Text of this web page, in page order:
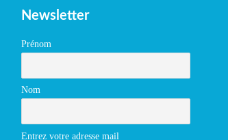
Newsletter
Prénom
Nom
Entrez votre adresse mail